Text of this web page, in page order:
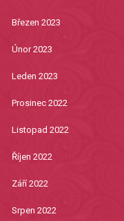
Březen 2023
Únor 2023
Leden 2023
Prosinec 2022
Listopad 2022
Říjen 2022
Září 2022
Srpen 2022